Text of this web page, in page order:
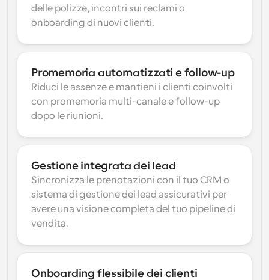
delle polizze, incontri sui reclami o
onboarding di nuovi clienti.
Promemoria automatizzati e follow-up
Riduci le assenze e mantieni i clienti coinvolti
con promemoria multi-canale e follow-up
dopo le riunioni.
Gestione integrata dei lead
Sincronizza le prenotazioni con il tuo CRM o
sistema di gestione dei lead assicurativi per
avere una visione completa del tuo pipeline di
vendita.
Onboarding flessibile dei clienti